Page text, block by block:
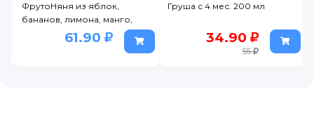
ФрутоНяня из яблок,
бананов, лимона, манго,
маракуйи для дет.питания,
61.90
Груша с 4 мес. 200 мл
34.90
55